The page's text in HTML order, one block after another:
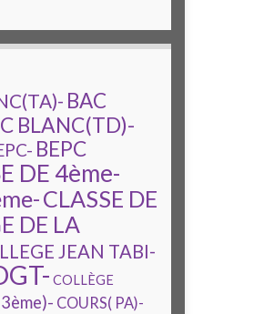
BAC
BLANC(TD)-
BEPC
DE 4ème-
CLASSE DE
DE LA
JEAN TABI-
COLLÈGE
COURS( PA)-